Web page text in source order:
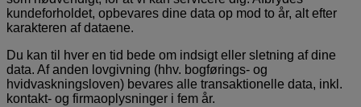
kundeforholdet, opbevares dine data op mod to år, alt efter
karakteren af dataene.
Du kan til hver en tid bede om indsigt eller sletning af dine
data. Af anden lovgivning (hhv. bogførings- og
hvidvaskningsloven) bevares alle transaktionelle data, inkl.
kontakt- og firmaoplysninger i fem år.